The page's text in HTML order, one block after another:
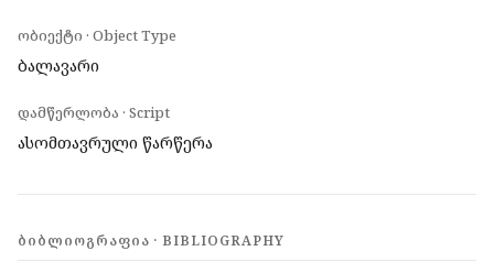
ობიექტი · Object Type
ბალავარი
დამწერლობა · Script
ასომთავრული წარწერა
ᲑᲘᲑᲚᲘᲝᲒᲠᲐᲤᲘᲐ · BIBLIOGRAPHY